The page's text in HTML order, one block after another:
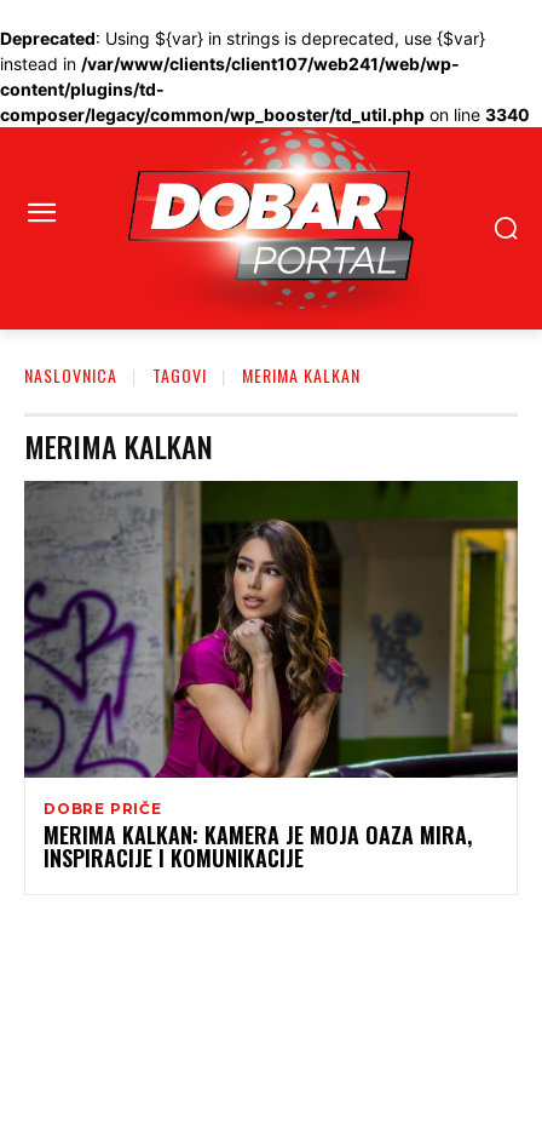
Deprecated: Using ${var} in strings is deprecated, use {$var}
instead in /var/www/clients/client107/web241/web/wp-
content/plugins/td-
composer/legacy/common/wp_booster/td_util.php on line 3340
NASLOVNICA TAGOVI MERIMA KALKAN
MERIMA KALKAN
DOBRE PRIČE
MERIMA KALKAN: KAMERA JE MOJA OAZA MIRA,
INSPIRACIJE I KOMUNIKACIJE